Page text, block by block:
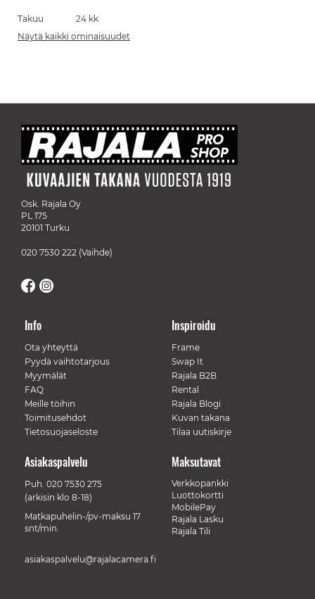
Takuu
24 kk
Näytä kaikki ominaisuudet
Osk. Rajala Oy
PL 175
20101 Turku
020 7530 222 (Vaihde)
Info
Ota yhteyttä
Pyydä vaihtotarjous
Myymälät
FAQ
Meille töihin
Toimitusehdot
Tietosuojaseloste
Inspiroidu
Frame
Swap It
Rajala B2B
Rental
Rajala Blogi
Kuvan takana
Tilaa uutiskirje
Maksutavat
Verkkopankki
Luottokortti
MobilePay
Rajala Lasku
Rajala Tili
Asiakaspalvelu
Puh. 020 7530 275
(arkisin klo 8-18)
Matkapuhelin-/pv-maksu 17
snt/min.
asiakaspalvelu@rajalacamera.fi